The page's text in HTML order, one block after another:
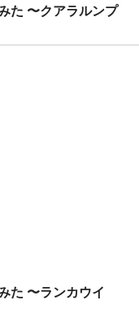
た 〜クアラルンプ
た 〜ランカウイ